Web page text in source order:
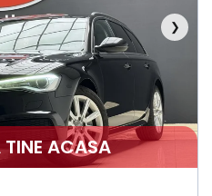
❯
TINE ACASA